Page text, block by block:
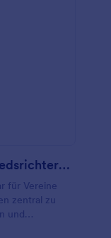
Verfügbarkeitsplan Für Schiedsrichter Formular
für Vereine
zentral zu
und